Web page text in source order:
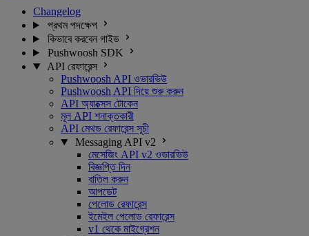
Changelog
প্রথম পদক্ষেপ
কিভাবে করবেন গাইড
Pushwoosh SDK
API রেফারেন্স
Pushwoosh API ওভারভিউ
Pushwoosh API দিয়ে শুরু করুন
API অ্যাক্সেস টোকেন
মূল API শনাক্তকারী
API মেথড রেফারেন্স সূচী
Messaging API v2
মেসেজিং API v2 ওভারভিউ
বিজ্ঞপ্তি দিন
বাতিল করুন
আপডেট
পেলোড রেফারেন্স
ইমেইল পেলোড রেফারেন্স
v1 থেকে মাইগ্রেশন